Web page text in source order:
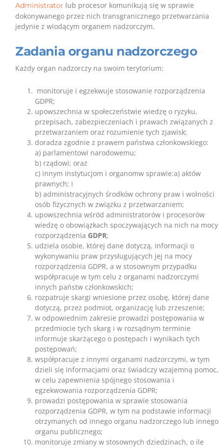
Administrator lub procesor komunikują się w sprawie
dokonywanego przez nich transgranicznego przetwarzania
jedynie z wiodącym organem nadzorczym.
Zadania organu nadzorczego
Każdy organ nadzorczy na swoim terytorium:
monitoruje i egzekwuje stosowanie rozporządzenia
GDPR;
upowszechnia w społeczeństwie wiedzę o ryzyku,
przepisach, zabezpieczeniach i prawach związanych z
przetwarzaniem oraz rozumienie tych zjawisk;
doradza zgodnie z prawem państwa członkowskiego:
a) parlamentowi narodowemu;
b) rządowi; oraz
c) innym instytucjom i organomw sprawie:a) aktów
prawnych; i
b) administracyjnych środków ochrony praw i wolności
osób fizycznych w związku z przetwarzaniem;
upowszechnia wśród administratorów i procesorów
wiedzę o obowiązkach spoczywających na nich na mocy
rozporządzenia GDPR;
udziela osobie, której dane dotyczą, informacji o
wykonywaniu praw przysługujących jej na mocy
rozporządzenia GDPR, a w stosownym przypadku
współpracuje w tym celu z organami nadzorczymi
innych państw członkowskich;
rozpatruje skargi wniesione przez osobę, której dane
dotyczą, przez podmiot, organizację lub zrzeszenie;
w odpowiednim zakresie prowadzi postępowania w
przedmiocie tych skarg i w rozsądnym terminie
informuje skarżącego o postępach i wynikach tych
postępowań;
współpracuje z innymi organami nadzorczymi, w tym
dzieli się informacjami oraz świadczy wzajemną pomoc,
w celu zapewnienia spójnego stosowania i
egzekwowania rozporządzenia GDPR;
prowadzi postępowania w sprawie stosowania
rozporządzenia GDPR, w tym na podstawie informacji
otrzymanych od innego organu nadzorczego lub innego
organu publicznego;
monitoruje zmiany w stosownych dziedzinach, o ile